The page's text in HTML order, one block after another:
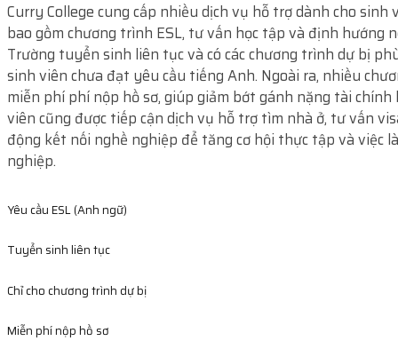
Curry College cung cấp nhiều dịch vụ hỗ trợ dành cho sinh
bao gồm chương trình ESL, tư vấn học tập và định hướng
Trường tuyển sinh liên tục và có các chương trình dự bị
sinh viên chưa đạt yêu cầu tiếng Anh. Ngoài ra, nhiều
miễn phí phí nộp hồ sơ, giúp giảm bớt gánh nặng tài chính
viên cũng được tiếp cận dịch vụ hỗ trợ tìm nhà ở, tư vấn
động kết nối nghề nghiệp để tăng cơ hội thực tập và việc
nghiệp.
Yêu cầu ESL (Anh ngữ)
Tuyển sinh liên tục
Chỉ cho chương trình dự bị
Miễn phí nộp hồ sơ